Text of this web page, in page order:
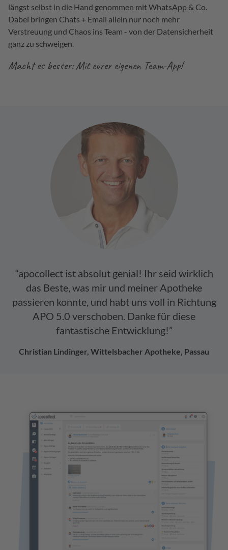
längst selbst in die Hand genommen mit WhatsApp & Co.
Dabei bringen Chats + Email allein nur noch mehr
Verstreuung und Chaos ins Team - von der Datensicherheit
ganz zu schweigen.
Macht es besser: Mit eurer eigenen Team-App!
“apocollect ist absolut genial! Ihr seid wirklich
das Beste, was mir und meiner Apotheke
passieren konnte, und habt uns voll in Richtung
APO 5.0 verschoben. Danke für diese
fantastische Entwicklung!”
Christian Lindinger, Wittelsbacher Apotheke, Passau